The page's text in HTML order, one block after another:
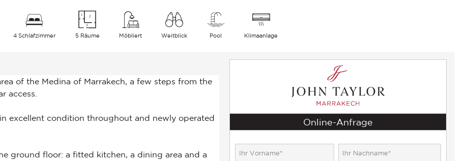
4 Schlafzimmer 5 Räume Möbliert Weitblick Pool Klimaanlage
Online-Anfrage